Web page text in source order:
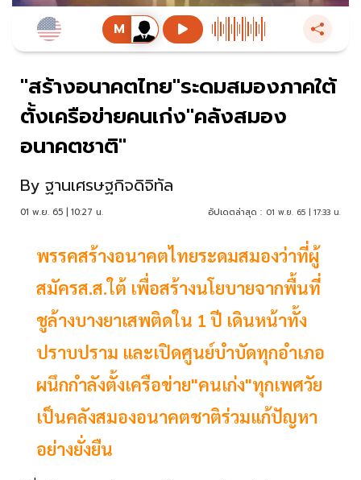
"สร้างอนาคตไทย"ระดมสมองภาคใต้
ตั้งเครือข่ายคนเก่ง"คลังสมอง
อนาคตชาติ"
By ฐานเศรษฐกิจดิจิทัล
01 พ.ย. 65 | 10:27 น. อัปเดตล่าสุด : 01 พ.ย. 65 | 17:33 น.
พรรคสร้างอนาคตไทยระดมสมองว่าที่ผู้
สมัครส.ส.ใต้ เพื่อสร้างนโยบายจากพื้นที่
ชูล้างบางยาเสพติดใน 1 ปี เดินหน้าทั้ง
ปราบปราม และเปิดศูนย์บำบัดทุกอำเภอ
ผนึกกำลังตั้งเครือข่าย"คนเก่ง"ทุกเพศวัย
เป็นคลังสมองอนาคตชาติร่วมแก้ปัญหา
อย่างยั่งยืน